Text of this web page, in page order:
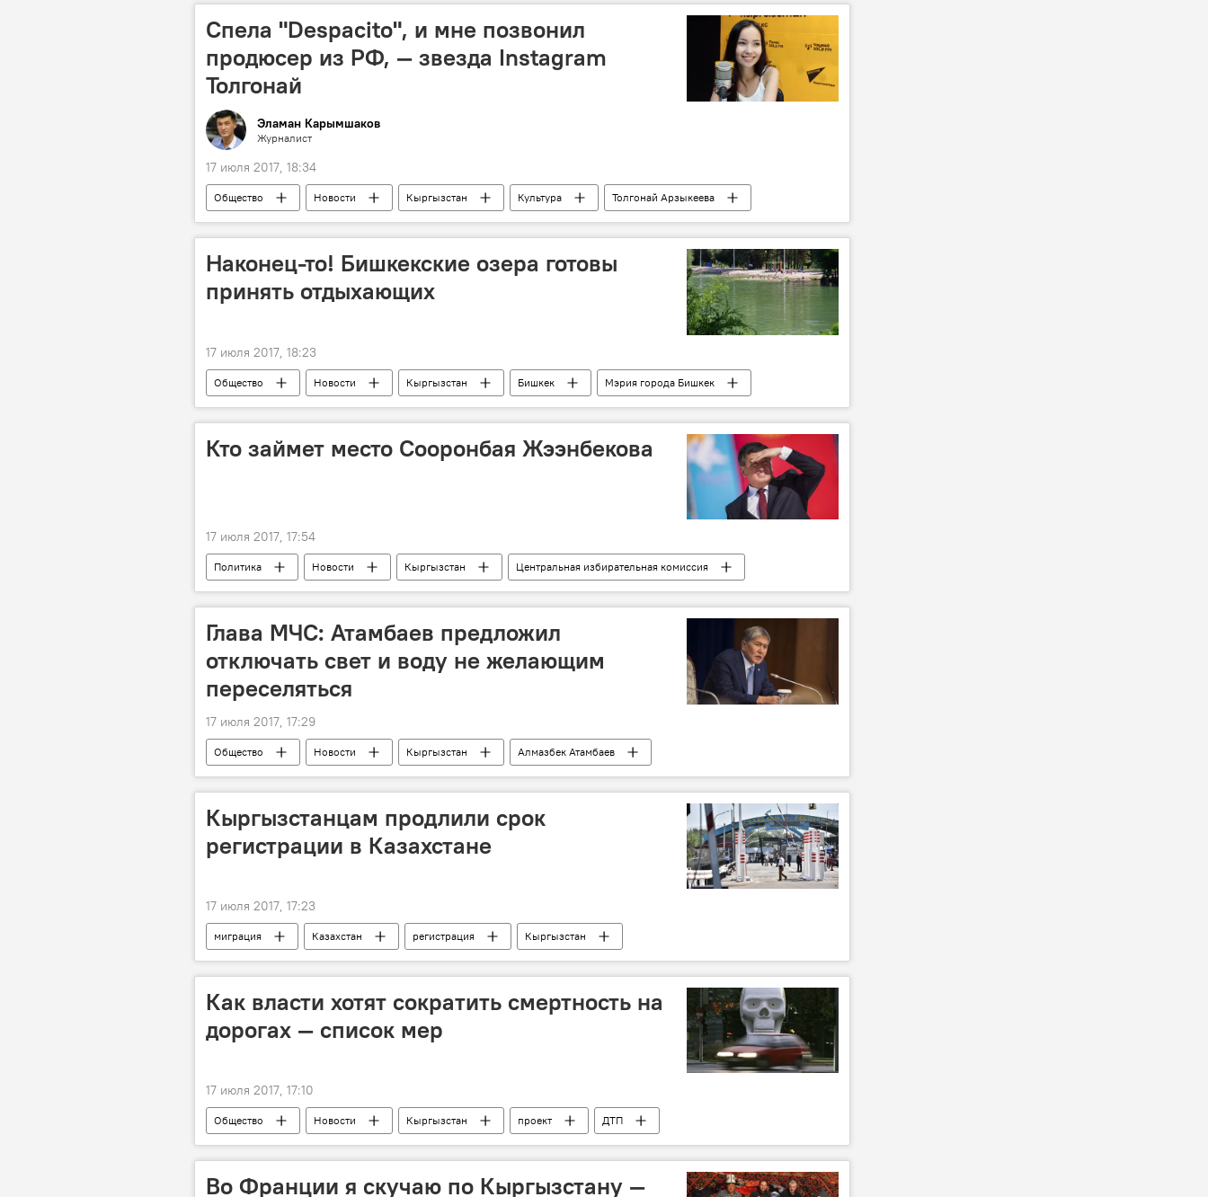
Спела "Despacito", и мне позвонил
продюсер из РФ, — звезда Instagram
Толгонай
Эламан Карымшаков
Журналист
17 июля 2017, 18:34
Общество Новости Кыргызстан Культура
Толгонай Арзыкеева
песня
Наконец-то! Бишкекские озера готовы
принять отдыхающих
17 июля 2017, 18:23
Общество Новости Кыргызстан Бишкек
Мэрия города Бишкек
озеро
Кто займет место Сооронбая Жээнбекова
17 июля 2017, 17:54
Политика Новости Кыргызстан
Центральная избирательная комиссия
СДПК
премьер-министр выборы Выборы президента Кыргызстана
Глава МЧС: Атамбаев предложил
отключать свет и воду не желающим
переселяться
17 июля 2017, 17:29
Общество Новости Кыргызстан
Алмазбек Атамбаев
Кубатбек Боронов
МЧС электричество
Кыргызстанцам продлили срок
регистрации в Казахстане
17 июля 2017, 17:23
миграция Казахстан регистрация Кыргызстан
Как власти хотят сократить смертность на
дорогах — список мер
17 июля 2017, 17:10
Общество Новости Кыргызстан проект
ДТП
чрезвычайная ситуация
Во Франции я скучаю по Кыргызстану —